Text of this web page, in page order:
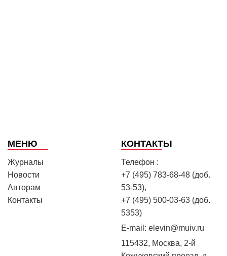
МЕНЮ
Журналы
Новости
Авторам
Контакты
КОНТАКТЫ
Телефон :
+7 (495) 783-68-48 (доб.
53-53),
+7 (495) 500-03-63 (доб.
5353)
E-mail: elevin@muiv.ru
115432, Москва, 2-й